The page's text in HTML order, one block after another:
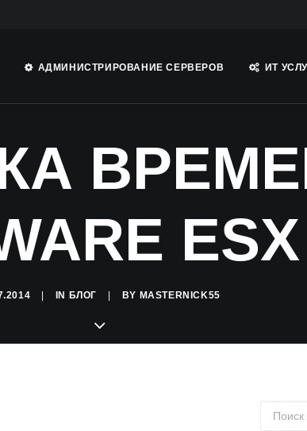
АДМИНИСТРИРОВАНИЕ СЕРВЕРОВ ИТ
ESX
IN БЛОГ BY MASTERNICK55